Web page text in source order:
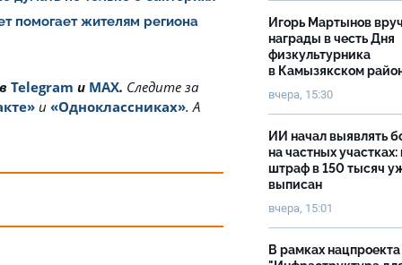
помогает жителям региона
Telegram и MAX. Cледите за
и «Одноклассниках». А
Игорь Мартынов
награды в честь Дня
физкультурника
в Камызякском
вчера, 15:30
ИИ начал выявлять
на частных
штраф в 150 тысяч
выписан
вчера, 15:01
В рамках нацпроекта